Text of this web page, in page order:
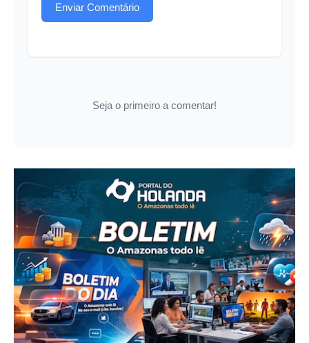
Enviar Comentário
Seja o primeiro a comentar!